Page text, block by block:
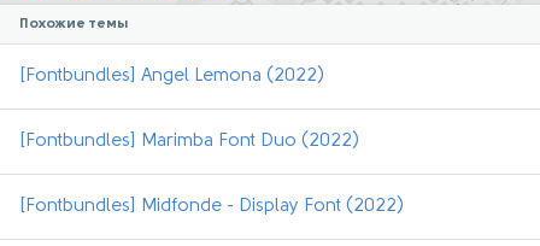
Похожие темы
[Fontbundles] Angel Lemona (2022)
[Fontbundles] Marimba Font Duo (2022)
[Fontbundles] Midfonde - Display Font (2022)